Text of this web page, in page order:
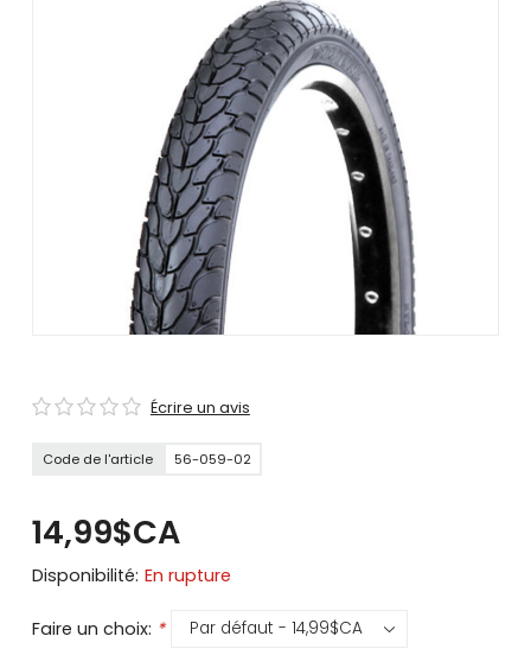
toucher
glisser.
Écrire un avis
Code de l'article 56-059-02
14,99$CA
Disponibilité: En rupture
Faire un choix: *